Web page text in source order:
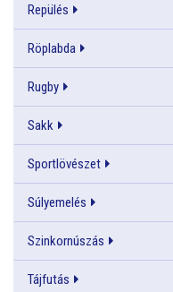
Repülés
Röplabda
Rugby
Sakk
Sportlövészet
Súlyemelés
Szinkornúszás
Tájfutás